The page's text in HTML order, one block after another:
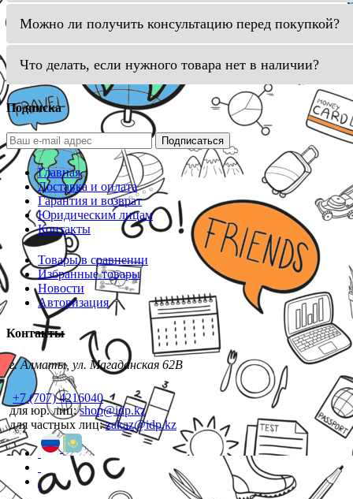
Можно ли получить консультацию перед покупкой?
Что делать, если нужного товара нет в наличии?
Подписка
Подписаться
Главная
Доставка и оплата
Гарантия и возврат
Юридическим лицам
Контакты
Товары в сравнении
Избранные товары
Новости
Авторизация
Контакты
г. Алматы, ул. Магаданская 62В
+7 (707) 4216040
для юр. лиц:shop@idp.kz
для частных лиц:zakaz@idp.kz